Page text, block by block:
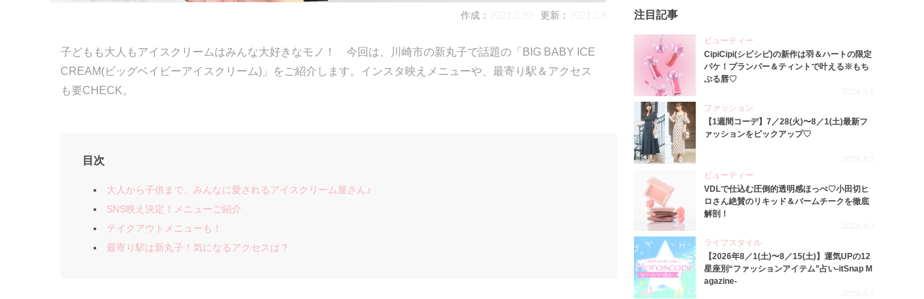
作成：2021.2.10 更新：2021.2.9
子どもも大人もアイスクリームはみんな大好きなモノ！ 今回は、川崎市の新丸子で話題の「BIG BABY ICE
CREAM(ビッグベイビーアイスクリーム)」をご紹介します。インスタ映えメニューや、最寄り駅＆アクセス
も要CHECK。
目次
大人から子供まで、みんなに愛されるアイスクリーム屋さん♪
SNS映え決定！メニューご紹介
テイクアウトメニューも！
最寄り駅は新丸子！気になるアクセスは？
注目記事
ビューティー
CipiCipi(シピシピ)の新作は羽＆ハートの限定
パケ！プランパー＆ティントで叶える※もち
ぷる唇♡
2026.8.6
ファッション
【1週間コーデ】7／28(火)〜8／1(土)最新フ
ァッションをピックアップ♡
2026.8.5
ビューティー
VDLで仕込む圧倒的透明感ほっぺ♡小田切ヒ
ロさん絶賛のリキッド＆バームチークを徹底
解剖！
2026.8.4
ライフスタイル
【2026年8／1(土)〜8／15(土)】運気UPの12
星座別“ファッションアイテム”占い-itSnap M
agazine-
2026.8.1